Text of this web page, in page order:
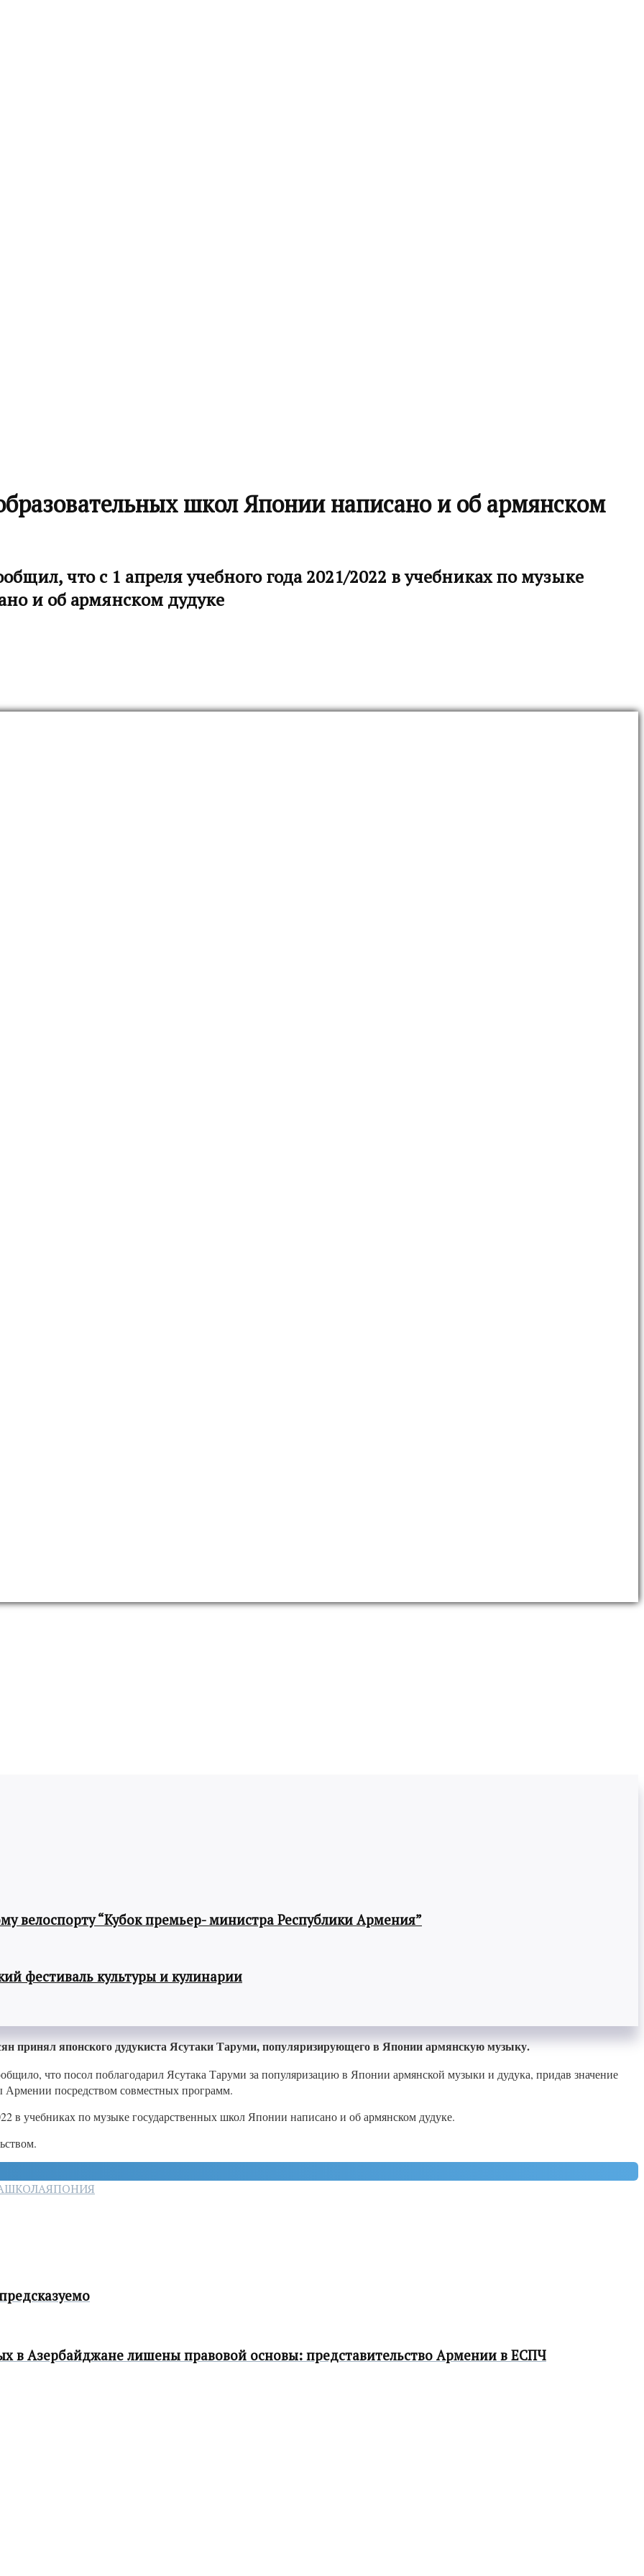
школ Японии написано и об армянском
что с 1 апреля учебного года 2021/2022 в учебниках по музыке
и об армянском дудуке
велоспорту “Кубок премьер- министра Республики Армения”
фестиваль культуры и кулинарии
принял японского дудукиста Ясутаки Таруми, популяризирующего в Японии армянскую музыку.
что посол поблагодарил Ясутака Таруми за популяризацию в Японии армянской музыки и дудука, придав значение
Армении посредством совместных программ.
в учебниках по музыке государственных школ Японии написано и об армянском дудуке.
ШКОЛАЯПОНИЯ
в Азербайджане лишены правовой основы: представительство Армении в ЕСПЧ